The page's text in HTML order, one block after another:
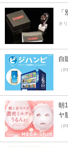
オ
自
（
朝
ヤ
（